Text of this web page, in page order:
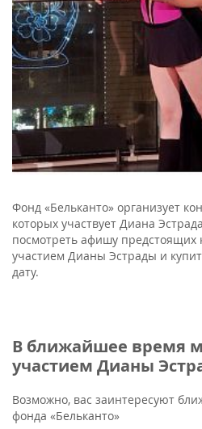
Фонд «Бельканто» организует
которых участвует Диана
посмотреть афишу предстоящих
участием Дианы Эстрады и
дату.
В ближайшее время
участием Дианы
Возможно, вас заинтересуют
фонда «Бельканто»